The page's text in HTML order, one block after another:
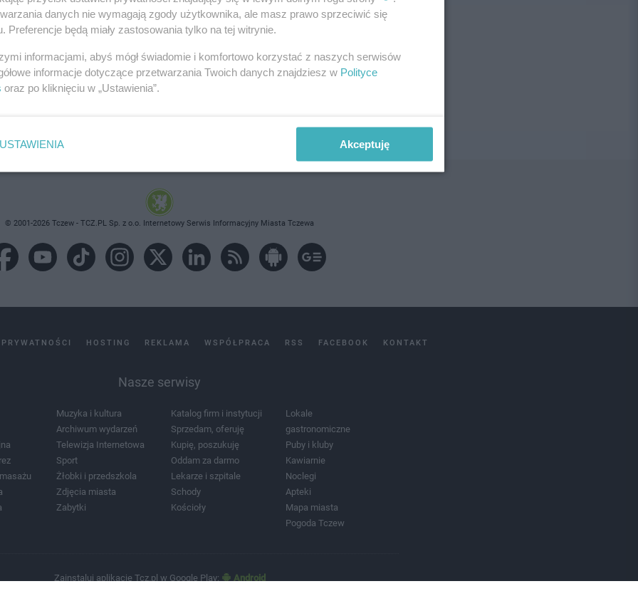
ogłoszenie nie istnieje lub nie jest jeszcze aktywne!
© 2001-2026 Tczew - TCZ.PL Sp. z o.o. Internetowy Serwis Informacyjny Miasta Tczewa
HOSTING REKLAMA WSPÓŁPRACA RSS FACEBOOK KONTAKT
Nasze serwisy
Muzyka i kultura
Archiwum wydarzeń
Telewizja Internetowa
Sport
Żłobki i przedszkola
Zdjęcia miasta
Zabytki
Katalog firm i instytucji
Sprzedam, oferuję
Kupię, poszukuję
Oddam za darmo
Lekarze i szpitale
Schody
Kościoły
Lokale
gastronomiczne
Puby i kluby
Kawiarnie
Noclegi
Apteki
Mapa miasta
Pogoda Tczew
Zainstaluj aplikację Tcz.pl w Google Play: Android
danych nie wymagają zgody użytkownika, ale masz prawo sprzeciwić się
Preferencje będą miały zastosowania tylko na tej witrynie.
informacjami, abyś mógł świadomie i komfortowo korzystać z naszych serwisów
informacje dotyczące przetwarzania Twoich danych znajdziesz w Polityce
oraz po kliknięciu w „Ustawienia”.
USTAWIENIA Akceptuję